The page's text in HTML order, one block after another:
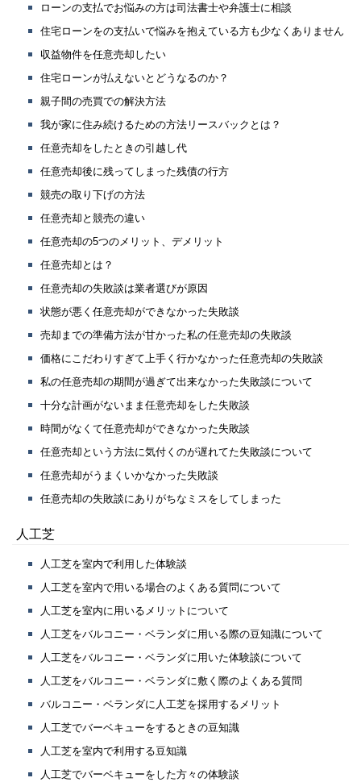
ローンの支払でお悩みの方は司法書士や弁護士に相談
住宅ローンをの支払いで悩みを抱えている方も少なくありません
収益物件を任意売却したい
住宅ローンが払えないとどうなるのか？
親子間の売買での解決方法
我が家に住み続けるための方法リースバックとは？
任意売却をしたときの引越し代
任意売却後に残ってしまった残債の行方
競売の取り下げの方法
任意売却と競売の違い
任意売却の5つのメリット、デメリット
任意売却とは？
任意売却の失敗談は業者選びが原因
状態が悪く任意売却ができなかった失敗談
売却までの準備方法が甘かった私の任意売却の失敗談
価格にこだわりすぎて上手く行かなかった任意売却の失敗談
私の任意売却の期間が過ぎて出来なかった失敗談について
十分な計画がないまま任意売却をした失敗談
時間がなくて任意売却ができなかった失敗談
任意売却という方法に気付くのが遅れてた失敗談について
任意売却がうまくいかなかった失敗談
任意売却の失敗談にありがちなミスをしてしまった
人工芝
人工芝を室内で利用した体験談
人工芝を室内で用いる場合のよくある質問について
人工芝を室内に用いるメリットについて
人工芝をバルコニー・ベランダに用いる際の豆知識について
人工芝をバルコニー・ベランダに用いた体験談について
人工芝をバルコニー・ベランダに敷く際のよくある質問
バルコニー・ベランダに人工芝を採用するメリット
人工芝でバーベキューをするときの豆知識
人工芝を室内で利用する豆知識
人工芝でバーベキューをした方々の体験談